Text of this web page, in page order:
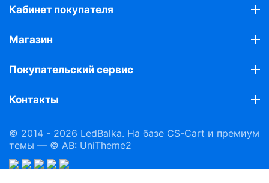
Кабинет покупателя
Магазин
Покупательский сервис
Контакты
© 2014 - 2026 LedBalka. На базе CS-Cart и премиум
темы — © AB: UniTheme2